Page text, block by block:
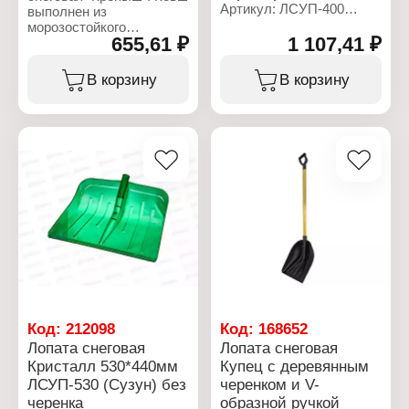
оранжевый
выполнен из
морозостойкого
композиционного
пластика с оцинкованной
планкой на клёпках.
Подходит для расчистки
деревянным черенком!
Характеристики:
Тип товара: Лопата
Название: "Крепыш"
Назначение: для снега
Вид ручки: с V-образной
Комплектация: с
деревянным черенком
Особенность: черенок
отдельно
655,61 ₽
В корзину
Артикул: ЛСУП-400
Назначение: снеговая
Модель: "Кристалл"
Наличие черенка: с
черенком, в оплетке
1 107,41 ₽
В корзину
Код: 212098
Лопата снеговая
Кристалл 530*440мм
ЛСУП-530 (Сузун) без
черенка
Код: 168652
Лопата снеговая
Купец с деревянным
черенком и V-
образной ручкой